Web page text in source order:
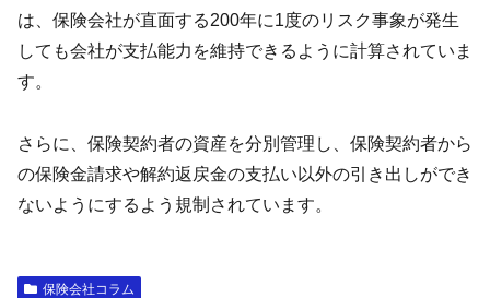
は、保険会社が直面する200年に1度のリスク事象が発生
しても会社が支払能力を維持できるように計算されていま
す。
さらに、保険契約者の資産を分別管理し、保険契約者から
の保険金請求や解約返戻金の支払い以外の引き出しができ
ないようにするよう規制されています。
保険会社コラム